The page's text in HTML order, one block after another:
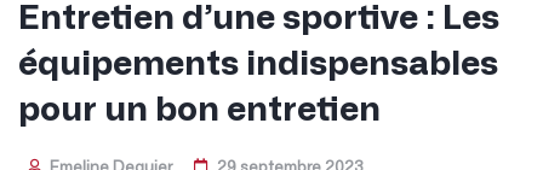
Entretien d’une sportive : Les
équipements indispensables
pour un bon entretien